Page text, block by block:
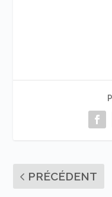
PRÉCÉDENT